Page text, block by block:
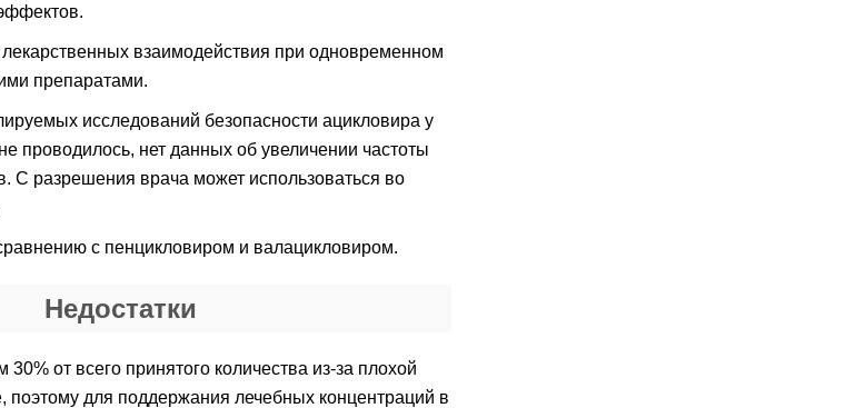
взаимодействия при одновременном
препаратами.
исследований безопасности ацикловира у
проводилось, нет данных об увеличении частоты
С разрешения врача может использоваться во
с пенцикловиром и валацикловиром.
Недостатки
от всего принятого количества из-за плохой
поэтому для поддержания лечебных концентраций в